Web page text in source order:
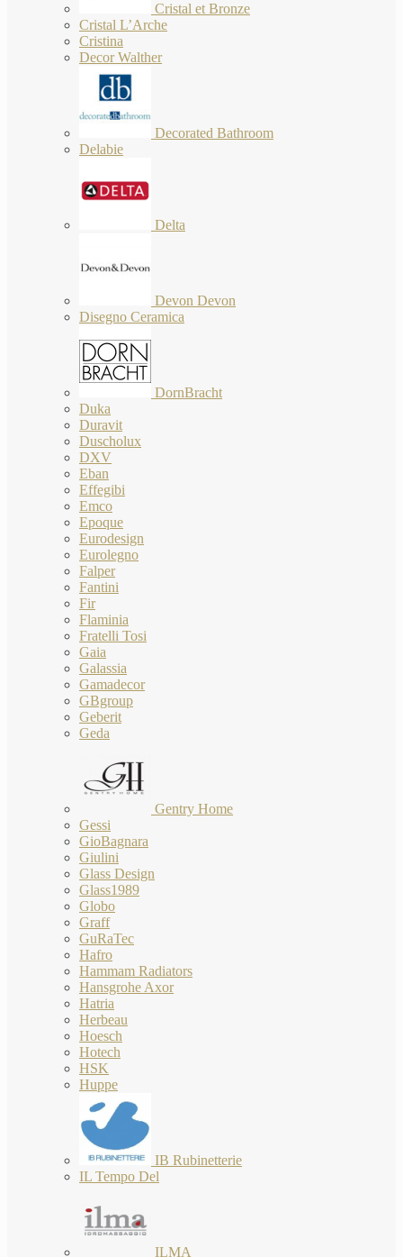
Cristal et Bronze
Cristal L’Arche
Cristina
Decor Walther
Decorated Bathroom
Delabie
Delta
Devon Devon
Disegno Ceramica
DornBracht
Duka
Duravit
Duscholux
DXV
Eban
Effegibi
Emco
Epoque
Eurodesign
Eurolegno
Falper
Fantini
Fir
Flaminia
Fratelli Tosi
Gaia
Galassia
Gamadecor
GBgroup
Geberit
Geda
Gentry Home
Gessi
GioBagnara
Giulini
Glass Design
Glass1989
Globo
Graff
GuRaTec
Hafro
Hammam Radiators
Hansgrohe Axor
Hatria
Herbeau
Hoesch
Hotech
HSK
Huppe
IB Rubinetterie
IL Tempo Del
ILMA